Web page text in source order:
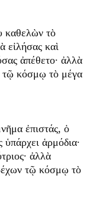
καθελὼν τὸ
εἰλήσας καὶ
ἀπέθετο· ἀλλὰ
τῷ κόσμῳ τὸ μέγα
ἐπιστάς, ὁ
ἁρμόδια·
ἀλλὰ
τῷ κόσμῳ τὸ